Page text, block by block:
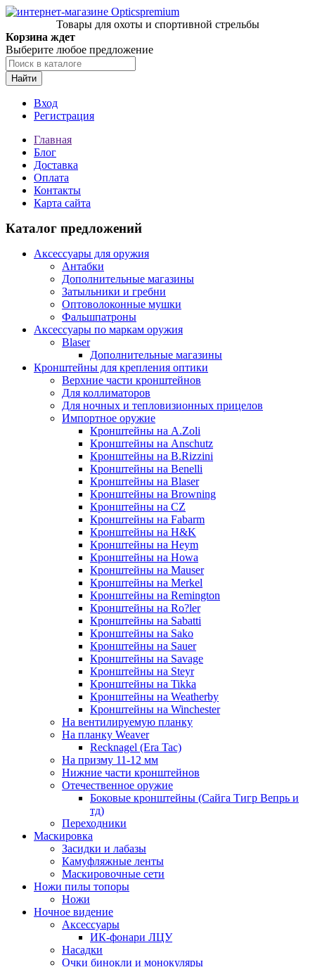
Товары для охоты и спортивной стрельбы
Корзина ждет
Выберите любое предложение
Найти
Вход
Регистрация
Главная
Блог
Доставка
Оплата
Контакты
Карта сайта
Каталог предложений
Аксессуары для оружия
Антабки
Дополнительные магазины
Затыльники и гребни
Оптоволоконные мушки
Фальшпатроны
Аксессуары по маркам оружия
Blaser
Дополнительные магазины
Кронштейны для крепления оптики
Верхние части кронштейнов
Для коллиматоров
Для ночных и тепловизионных прицелов
Импортное оружие
Кронштейны на A.Zoli
Кронштейны на Anschutz
Кронштейны на B.Rizzini
Кронштейны на Benelli
Кронштейны на Blaser
Кронштейны на Browning
Кронштейны на CZ
Кронштейны на Fabarm
Кронштейны на H&K
Кронштейны на Heym
Кронштейны на Howa
Кронштейны на Mauser
Кронштейны на Merkel
Кронштейны на Remington
Кронштейны на Ro?ler
Кронштейны на Sabatti
Кронштейны на Sako
Кронштейны на Sauer
Кронштейны на Savage
Кронштейны на Steyr
Кронштейны на Tikka
Кронштейны на Weatherby
Кронштейны на Winchester
На вентилируемую планку
На планку Weaver
Recknagel (Era Tac)
На призму 11-12 мм
Нижние части кронштейнов
Отечественное оружие
Боковые кронштейны (Сайга Тигр Вепрь и
тд)
Переходники
Маскировка
Засидки и лабазы
Камуфляжные ленты
Маскировочные сети
Ножи пилы топоры
Ножи
Ночное видение
Аксессуары
ИК-фонари ЛЦУ
Насадки
Очки бинокли и монокуляры